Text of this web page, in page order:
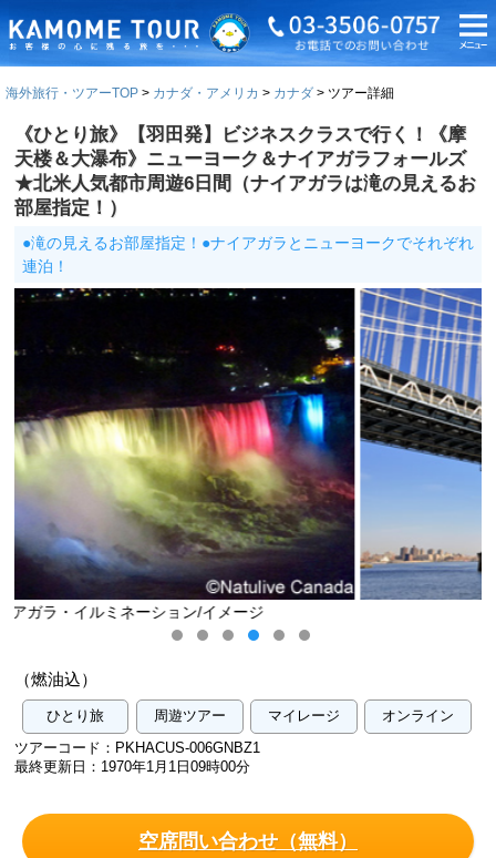
海外旅行・ツアーTOP カナダ・アメリカ カナダ ツアー詳細
《ひとり旅》【羽田発】ビジネスクラスで行く！《摩
天楼＆大瀑布》ニューヨーク＆ナイアガラフォールズ
★北米人気都市周遊6日間（ナイアガラは滝の見えるお
部屋指定！）
●滝の見えるお部屋指定！●ナイアガラとニューヨークでそれぞれ
連泊！
ニューヨーク/イメージ
（燃油込）
ひとり旅 周遊ツアー マイレージ
オンライン
ツアーコード：PKHACUS-006GNBZ1
最終更新日：1970年1月1日09時00分
空席問い合わせ（無料）